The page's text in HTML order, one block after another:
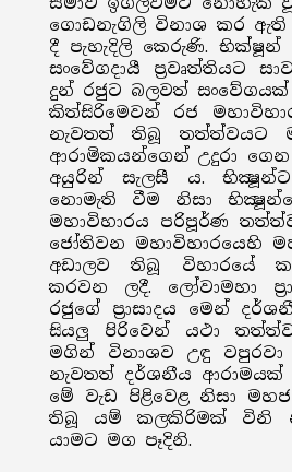
ගොඩනැගිලි විනාශ කර
දී පැහැදිලි කෙරුණි.
සංවේගදායී ප්‍රවෘත්තියට
දුන් රජුට බලවත්
කිත්සිරිමෙවන් රජ
නැවතත් තිබූ තත්ත්වයට
ආරාමිකයන්ගෙන් උදුරා
අයුරින් සැලසී ය.
නොමැති වීම නිසා
මහාවිහාරය පරිපූර්ණ
ජෝතිවන මහාවිහාරයෙහි
අඩාලව තිබූ විහාරයේ
කරවන ලදී. ලෝවාමහා
රජුගේ ප්‍රාසාදය මෙන්
සියලු පිරිවෙන් යථා
මගින් විනාශව උඳු වපුරවා
නැවතත් දර්ශනීය
මේ වැඩ පිළිවෙළ නිසා
තිබූ යම් කලකිරිමක් විනි
යාමට මග පෑදිනි.